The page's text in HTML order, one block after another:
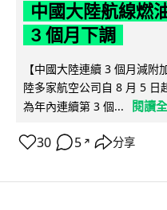
中國大陸航線燃
3 個月下調
【中國大陸連續 3 個月減
陸多家航空公司自 8 月 5 日
為年內連續第 3 個...
閱讀
30 5 ↗ 分享